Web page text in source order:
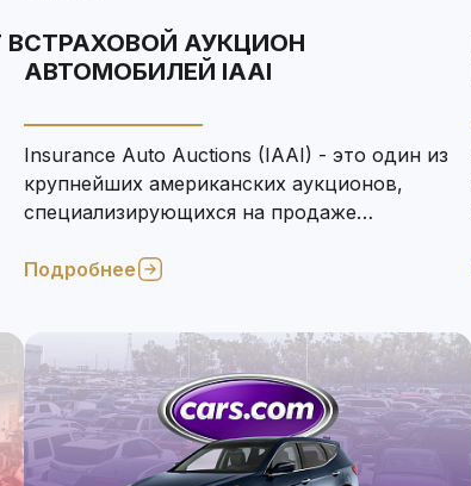
ВСТРАХОВОЙ АУКЦИОН
АВТОМОБИЛЕЙ IAAI
Insurance Auto Auctions (IAAI) - это один из
крупнейших американских аукционов,
специализирующихся на продаже
Подробнее